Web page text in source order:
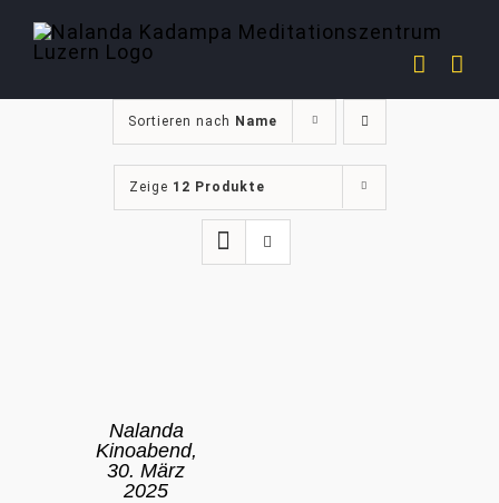
Inhalt
Sortieren nach Name
Zeige 12 Produkte
Nalanda
Kinoabend,
30. März
2025